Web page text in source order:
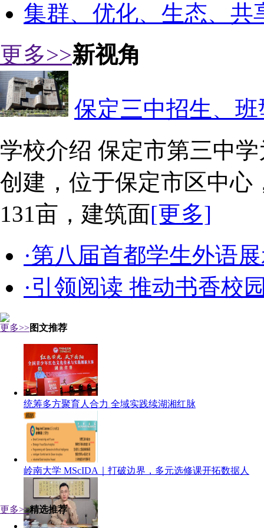
集群、优化、生态、
更多>>新视角
保定三中招生、
学校介绍 保定市第三中
创建，位于保定市区中心
131亩，建筑面[更多]
·第八届首都学生外语
·引领阅读 推动书香校
更多>>图文推荐
统筹多方聚育人合力 全域实践续湖湘红脉
岭南大学 MScIDA｜打破边界，多元选修课开拓数据人
更多>>精选推荐